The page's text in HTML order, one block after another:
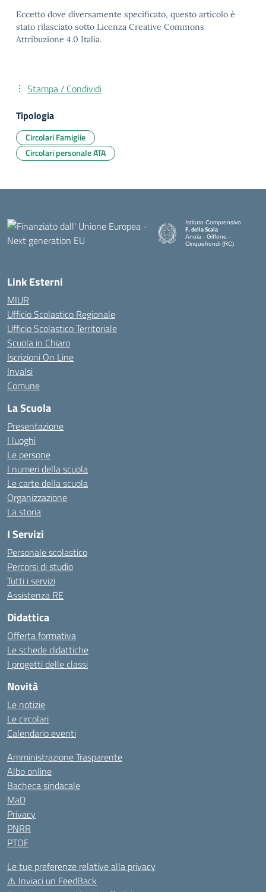
Eccetto dove diversamente specificato, questo articolo è
stato rilasciato sotto Licenza Creative Commons
Attribuzione 4.0 Italia.
Stampa / Condividi
Tipologia
Circolari Famiglie
Circolari personale ATA
Istituto Comprensivo
F. della Scala
Anoia - Giffone -
Cinquefrondi (RC)
Link Esterni
MIUR
Ufficio Scolastico Regionale
Ufficio Scolastico Territoriale
Scuola in Chiaro
Iscrizioni On Line
Invalsi
Comune
La Scuola
Presentazione
I luoghi
Le persone
I numeri della scuola
Le carte della scuola
Organizzazione
La storia
I Servizi
Personale scolastico
Percorsi di studio
Tutti i servizi
Assistenza RE
Didattica
Offerta formativa
Le schede didattiche
I progetti delle classi
Novità
Le notizie
Le circolari
Calendario eventi
Amministrazione Trasparente
Albo online
Bacheca sindacale
MaD
Privacy
PNRR
PTOF
Le tue preferenze relative alla privacy
⚠️ Inviaci un FeedBack